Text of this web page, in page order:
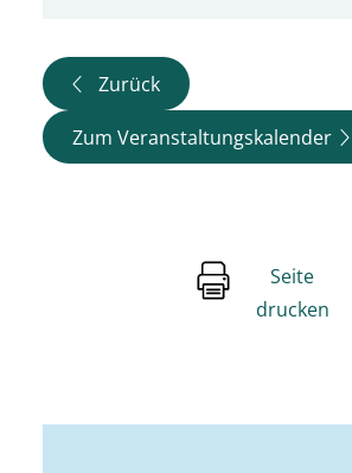
Zurück
Zum Veranstaltungskalender
Seite
drucken